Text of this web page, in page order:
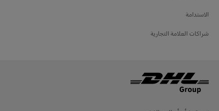
الاستدامة
شراكات العلامة التجارية